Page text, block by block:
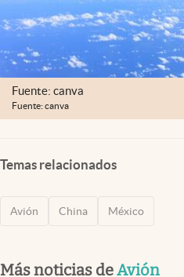
Fuente: canva
Fuente: canva
Temas relacionados
Avión China México
Más noticias deAvión